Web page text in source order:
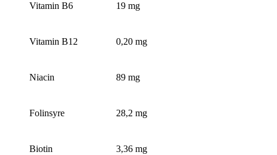
Vitamin B6 19 mg
Vitamin B12 0,20 mg
Niacin 89 mg
Folinsyre 28,2 mg
Biotin 3,36 mg